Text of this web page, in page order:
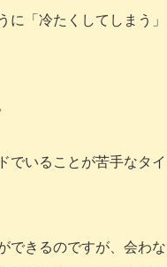
に「冷たくしてしまう
いることが苦手なタ
きるのですが、会わ